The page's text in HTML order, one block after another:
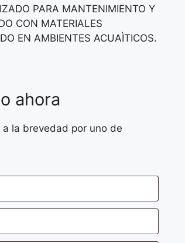
PARA MANTENIMIENTO Y
CON MATERIALES
EN AMBIENTES ACUAÌTICOS.
ahora
la brevedad por uno de